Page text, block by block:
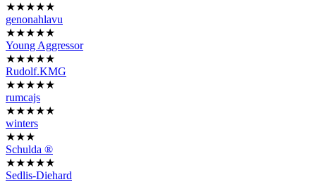
★★★★★
genonahlavu
★★★★★
Young Aggressor
★★★★★
Rudolf.KMG
★★★★★
rumcajs
★★★★★
winters
★★★
Schulda ®
★★★★★
Sedlis-Diehard